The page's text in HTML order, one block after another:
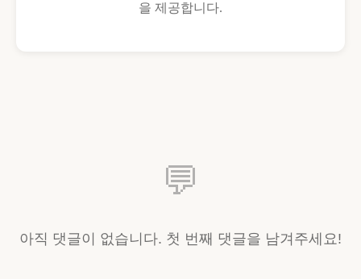
을 제공합니다.
💬
아직 댓글이 없습니다. 첫 번째 댓글을 남겨주세요!